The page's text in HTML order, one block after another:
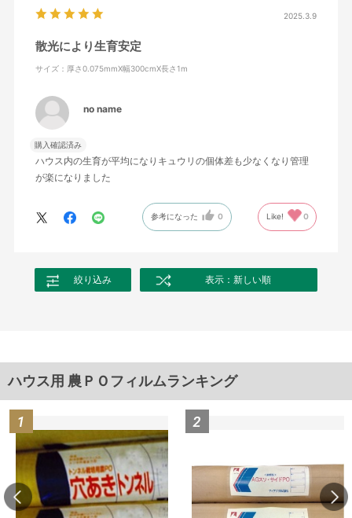
2025.3.9
散光により生育安定
サイズ：厚さ0.075mmX幅300cmX長さ1m
no name
購入確認済み
ハウス内の生育が平均になりキュウリの個体差も少なくなり管理
が楽になりました
参考になった 0 Like! 0
絞り込み 表示：新しい順
ハウス用 農ＰＯフィルムランキング